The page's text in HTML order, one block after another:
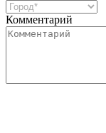
Комментарий